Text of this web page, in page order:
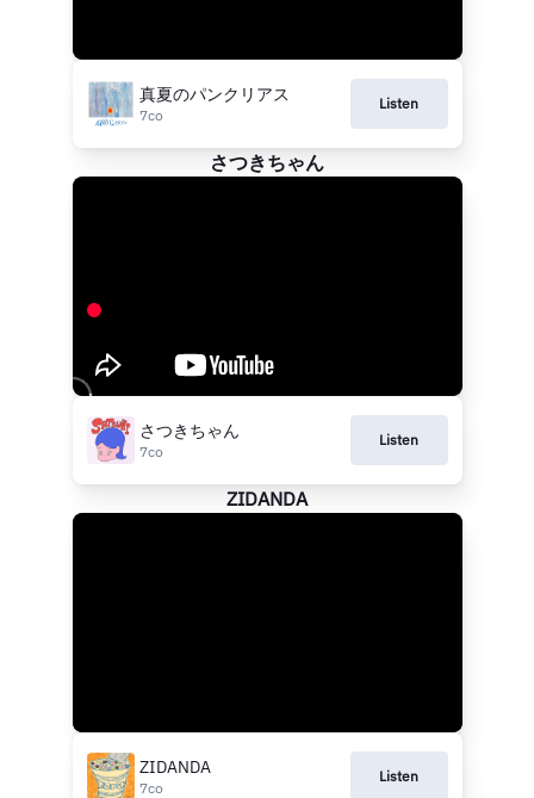
真夏のパンクリアス
7co
Listen
さつきちゃん
さつきちゃん
7co
Listen
ZIDANDA
ZIDANDA
7co
Listen